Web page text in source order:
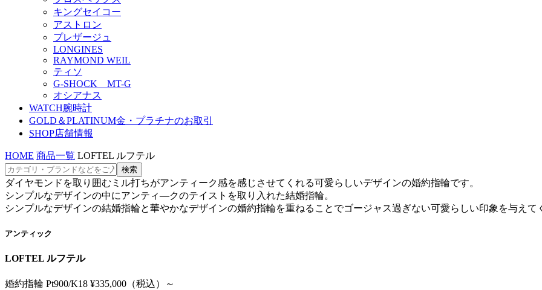
キングセイコー
アストロン
プレザージュ
LONGINES
RAYMOND WEIL
ティソ
G-SHOCK MT-G
オシアナス
WATCH腕時計
GOLD＆PLATINUM金・プラチナのお取引
SHOP店舗情報
HOME 商品一覧 LOFTEL ルフテル
ダイヤモンドを取り囲むミル打ちがアンティーク感を感じさせてくれる可愛らしいデザインの婚約指輪です。
シンプルなデザインの中にアンティ―クのテイストを取り入れた結婚指輪。
シンプルなデザインの結婚指輪と華やかなデザインの婚約指輪を重ねることでゴージャス過ぎない可愛らしい印象を与えて
アンティック
LOFTEL ルフテル
婚約指輪 Pt900/K18 ¥335,000（税込）～